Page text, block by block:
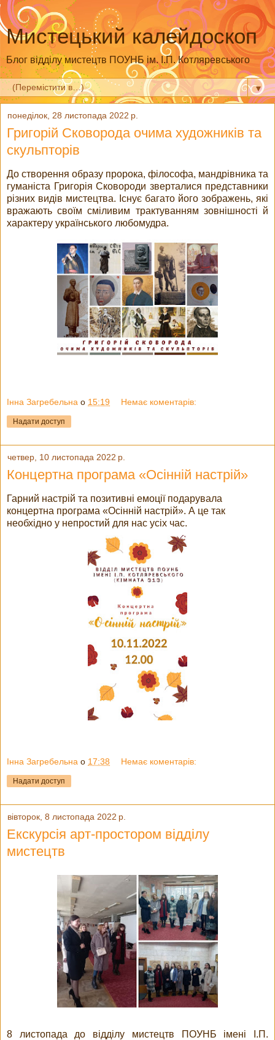
Мистецький калейдоскоп
Блог відділу мистецтв ПОУНБ ім. І.П. Котляревського
▼
понеділок, 28 листопада 2022 р.
Григорій Сковорода очима художників та
скульпторів
До створення образу пророка, філософа, мандрівника та
гуманіста Григорія Сковороди зверталися представники
різних видів мистецтва. Існує багато його зображень, які
вражають своїм сміливим трактуванням зовнішності й
характеру українського любомудра.
Інна Загребельна о 15:19 Немає коментарів:
Надати доступ
четвер, 10 листопада 2022 р.
Концертна програма «Осінній настрій»
Гарний настрій та позитивні емоції подарувала
концертна програма «Осінній настрій». А це так
необхідно у непростий для нас усіх час.
Інна Загребельна о 17:38 Немає коментарів:
Надати доступ
вівторок, 8 листопада 2022 р.
Екскурсія арт-простором відділу
мистецтв
8 листопада до відділу мистецтв ПОУНБ імені І.П.